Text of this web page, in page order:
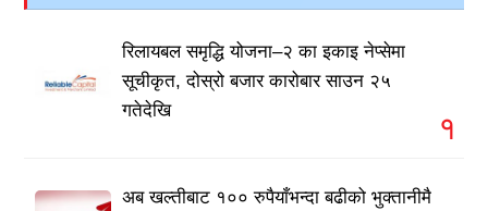
रिलायबल समृद्धि योजना–२ का इकाइ नेप्सेमा
सूचीकृत, दोस्रो बजार कारोबार साउन २५
गतेदेखि
१
अब खल्तीबाट १०० रुपैयाँभन्दा बढीको भुक्तानीमै